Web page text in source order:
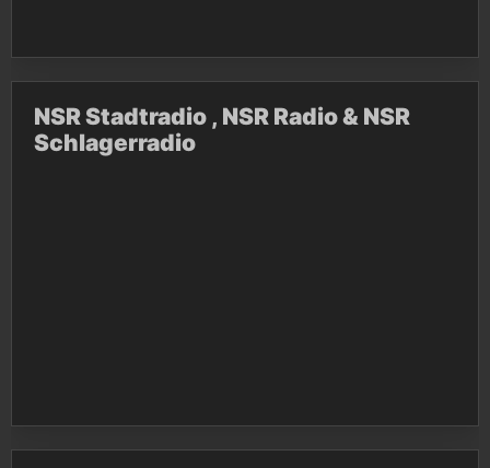
NSR Stadtradio , NSR Radio & NSR
Schlagerradio